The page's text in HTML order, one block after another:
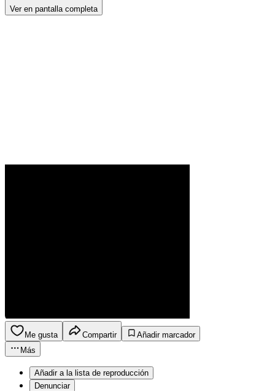
Ver en pantalla completa
Me gusta Compartir
Añadir marcador
Más
Añadir a la lista de reproducción
Denunciar